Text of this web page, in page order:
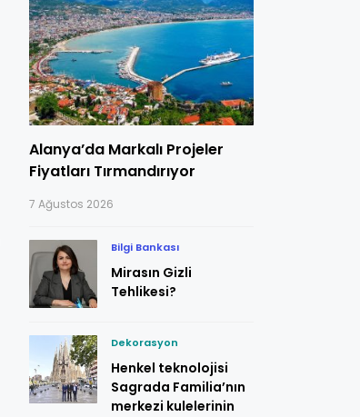
Alanya’da Markalı Projeler
Fiyatları Tırmandırıyor
7 Ağustos 2026
Bilgi Bankası
Mirasın Gizli
Tehlikesi?
Dekorasyon
Henkel teknolojisi
Sagrada Familia’nın
merkezi kulelerinin